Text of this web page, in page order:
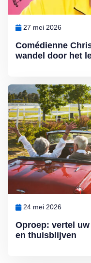
Comédienne
wandel door het
27 mei 2026
Oproep: vertel
en thuisblijven
24 mei 2026
Lees meer over Oproep: